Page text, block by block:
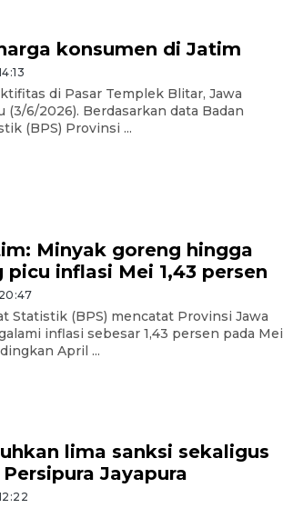
konsumen di Jatim
di Pasar Templek Blitar, Jawa
(3/6/2026). Berdasarkan data Badan
(BPS) Provinsi ...
Minyak goreng hingga
picu inflasi Mei 1,43 persen
Statistik (BPS) mencatat Provinsi Jawa
inflasi sebesar 1,43 persen pada Mei
April ...
lima sanksi sekaligus
Jayapura